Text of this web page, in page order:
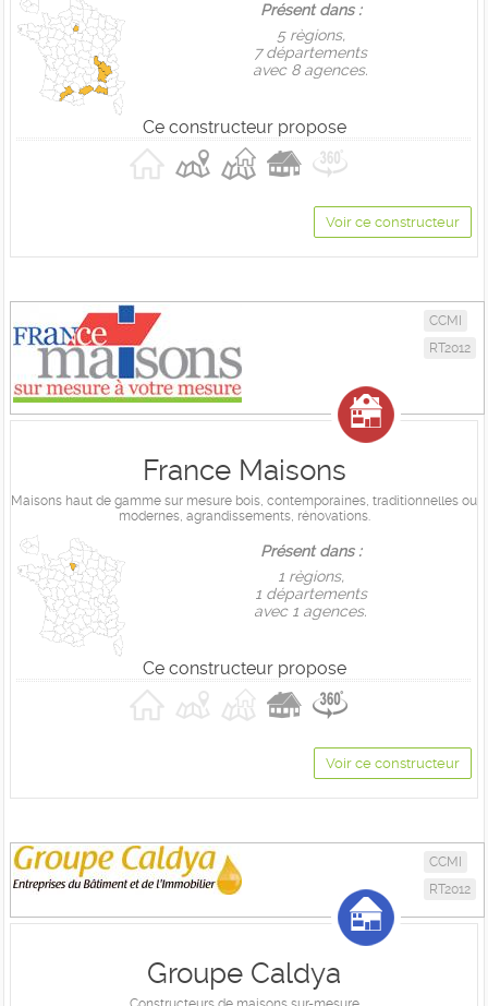
Présent dans :
5 règions,
7 départements
avec 8 agences.
Ce constructeur propose
Voir ce constructeur
CCMI
RT2012
France Maisons
Maisons haut de gamme sur mesure bois, contemporaines, traditionnelles ou
modernes, agrandissements, rénovations.
Présent dans :
1 règions,
1 départements
avec 1 agences.
Ce constructeur propose
Voir ce constructeur
CCMI
RT2012
Groupe Caldya